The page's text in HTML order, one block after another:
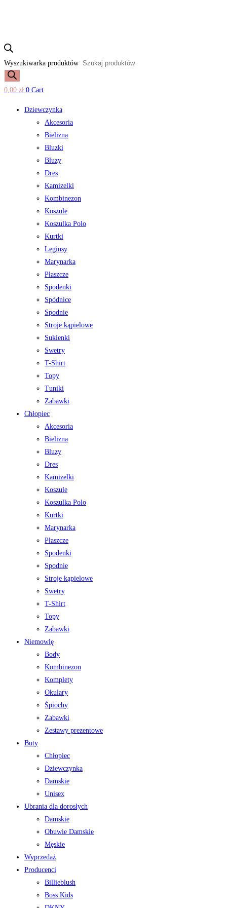
Wyszukiwarka produktów
0,00 zł 0 Cart
Dziewczynka
Akcesoria
Bielizna
Bluzki
Bluzy
Dres
Kamizelki
Kombinezon
Koszule
Koszulka Polo
Kurtki
Leginsy
Marynarka
Płaszcze
Spodenki
Spódnice
Spodnie
Stroje kąpielowe
Sukienki
Swetry
T-Shirt
Topy
Tuniki
Zabawki
Chłopiec
Akcesoria
Bielizna
Bluzy
Dres
Kamizelki
Koszule
Koszulka Polo
Kurtki
Marynarka
Płaszcze
Spodenki
Spodnie
Stroje kąpielowe
Swetry
T-Shirt
Topy
Zabawki
Niemowlę
Body
Kombinezon
Komplety
Okulary
Śpiochy
Zabawki
Zestawy prezentowe
Buty
Chłopiec
Dziewczynka
Damskie
Unisex
Ubrania dla dorosłych
Damskie
Obuwie Damskie
Męskie
Wyprzedaż
Producenci
Billieblush
Boss Kids